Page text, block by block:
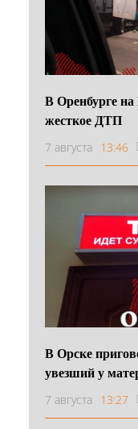
В Оренбурге
жесткое ДТП
7 августа 13:46
В Орске
увезший у
7 августа 13:27